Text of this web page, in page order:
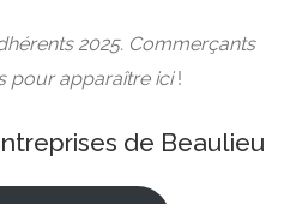
2025. Commerçants
pour apparaître ici!
de Beaulieu